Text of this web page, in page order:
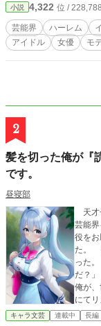
小説 4,322 位 /
芸能界 ハーレム
アイドル
女優 モ
2
髪を切った俺が『
です。
昼寝部
天才
芸能界を引退した
役を
た。 すると発売された『読者モデル』の表紙が俺の写真だ
った。 「………え？なんで俺が『読モ』の表紙を飾ってん
だ？」 これは、色々あって芸能界に復帰することになった
俺が、世
にて
けると
キャラ文芸 連載中 長編